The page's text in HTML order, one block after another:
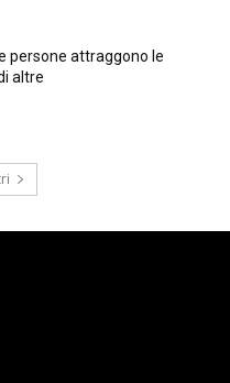
persone attraggono le
altre